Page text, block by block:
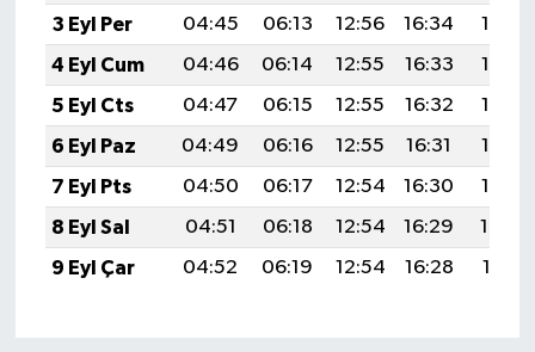
3 Eyl Per
04:45 06:13 12:56 16:34
19:28
4 Eyl Cum
04:46 06:14 12:55 16:33
19:26
5 Eyl Cts
04:47 06:15 12:55 16:32
19:25
6 Eyl Paz
04:49 06:16 12:55 16:31
19:23
7 Eyl Pts
04:50 06:17 12:54 16:30
19:22
8 Eyl Sal
04:51 06:18 12:54 16:29
19:20
9 Eyl Çar
04:52 06:19 12:54 16:28 19:18